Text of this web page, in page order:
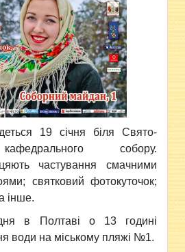
19 січня біля Свято-
собору.
частування смачними
святковий фотокуточок;
інше.
в Полтаві о 13 годині
води на міському пляжі №1.